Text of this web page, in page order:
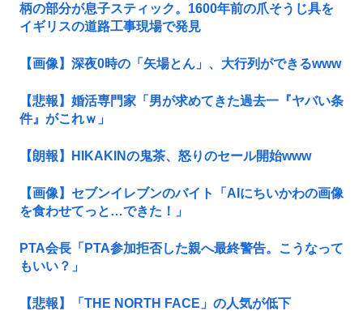
柄の部分が息子スティック。1600年前の爪そうじ具を
イギリスの道路工事現場で発見
【画像】深夜0時の「矢場とん」、大行列ができるwww
【悲報】婚活専門家「男が求めてきた過去一『ヤバい条
件』がこれｗ」
【朗報】HIKAKINの鬼茶、怒りのセール開始www
【画像】セブンイレブンのバイト「AIにちいかわの画像
を食わせてっと…できた！」
PTA会長「PTA参加拒否した親へ最終警告。こうなって
もいい？」
【悲報】「THE NORTH FACE」の人気が低下